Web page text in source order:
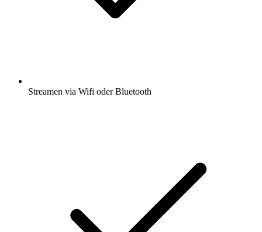
Streamen via Wifi oder Bluetooth